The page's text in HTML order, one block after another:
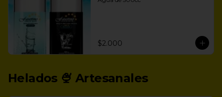
$2.000
Helados 🍨 Artesanales